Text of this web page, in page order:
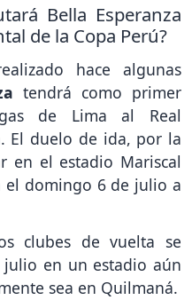
Bella Esperanza
de la Copa Perú?
hace algunas
tendrá como primer
de Lima al Real
El duelo de ida, por la
en el estadio Mariscal
el domingo 6 de julio a
clubes de vuelta se
en un estadio aún
sea en Quilmaná.